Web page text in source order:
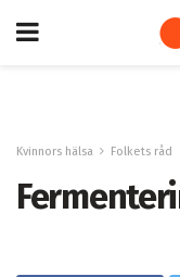
Kvinnors hälsa Folkets råd